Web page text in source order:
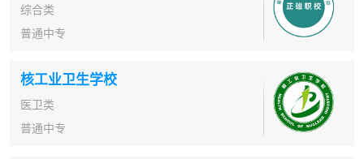
综合类
普通中专
核工业卫生学校
医卫类
普通中专